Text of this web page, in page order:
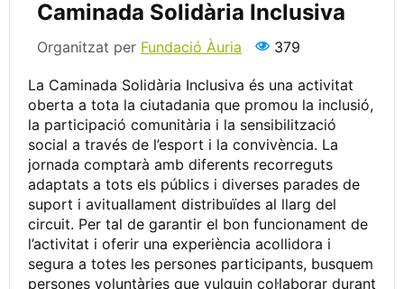
Caminada Solidària Inclusiva
Organitzat per Fundació Àuria 379
La Caminada Solidària Inclusiva és una activitat
oberta a tota la ciutadania que promou la inclusió,
la participació comunitària i la sensibilització
social a través de l’esport i la convivència. La
jornada comptarà amb diferents recorreguts
adaptats a tots els públics i diverses parades de
suport i avituallament distribuïdes al llarg del
circuit. Per tal de garantir el bon funcionament de
l’activitat i oferir una experiència acollidora i
segura a totes les persones participants, busquem
persones voluntàries que vulguin col·laborar durant